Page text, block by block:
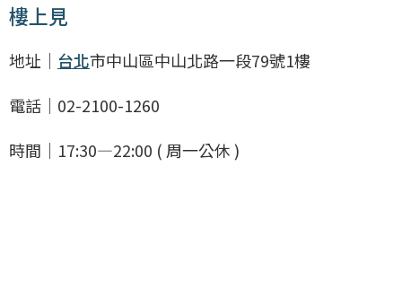
樓上見
地址｜ 台北市中山區中山北路一段79號1樓
電話｜02-2100-1260
時間｜17:30—22:00 ( 周一公休 )